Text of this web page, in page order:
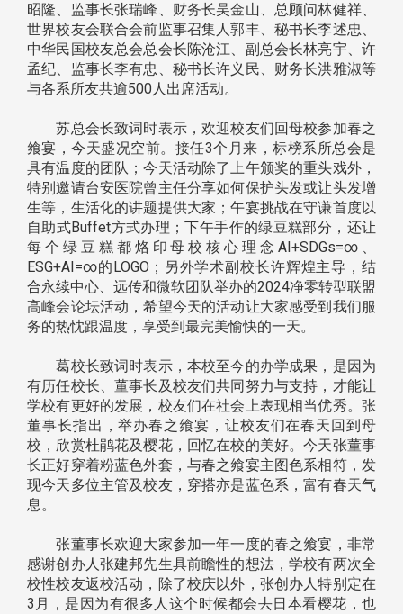
昭隆、监事长张瑞峰、财务长吴金山、总顾问林健祥、
世界校友会联合会前监事召集人郭丰、秘书长李述忠、
中华民国校友总会总会长陈沧江、副总会长林亮宇、许
孟纪、监事长李有忠、秘书长许义民、财务长洪雅淑等
与各系所友共逾500人出席活动。
苏总会长致词时表示，欢迎校友们回母校参加春之
飨宴，今天盛况空前。接任3个月来，标榜系所总会是
具有温度的团队；今天活动除了上午颁奖的重头戏外，
特别邀请台安医院曾主任分享如何保护头发或让头发增
生等，生活化的讲题提供大家；午宴挑战在守谦首度以
自助式Buffet方式办理；下午手作的绿豆糕部分，还让
每个绿豆糕都烙印母校核心理念AI+SDGs=∞、
ESG+AI=∞的LOGO；另外学术副校长许辉煌主导，结
合永续中心、远传和微软团队举办的2024净零转型联盟
高峰会论坛活动，希望今天的活动让大家感受到我们服
务的热忱跟温度，享受到最完美愉快的一天。
葛校长致词时表示，本校至今的办学成果，是因为
有历任校长、董事长及校友们共同努力与支持，才能让
学校有更好的发展，校友们在社会上表现相当优秀。张
董事长指出，举办春之飨宴，让校友们在春天回到母
校，欣赏杜鹃花及樱花，回忆在校的美好。今天张董事
长正好穿着粉蓝色外套，与春之飨宴主图色系相符，发
现今天多位主管及校友，穿搭亦是蓝色系，富有春天气
息。
张董事长欢迎大家参加一年一度的春之飨宴，非常
感谢创办人张建邦先生具前瞻性的想法，学校有两次全
校性校友返校活动，除了校庆以外，张创办人特别定在
3月，是因为有很多人这个时候都会去日本看樱花，也